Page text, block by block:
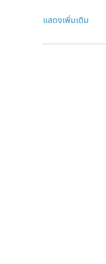
แสดงเพิ่มเติม